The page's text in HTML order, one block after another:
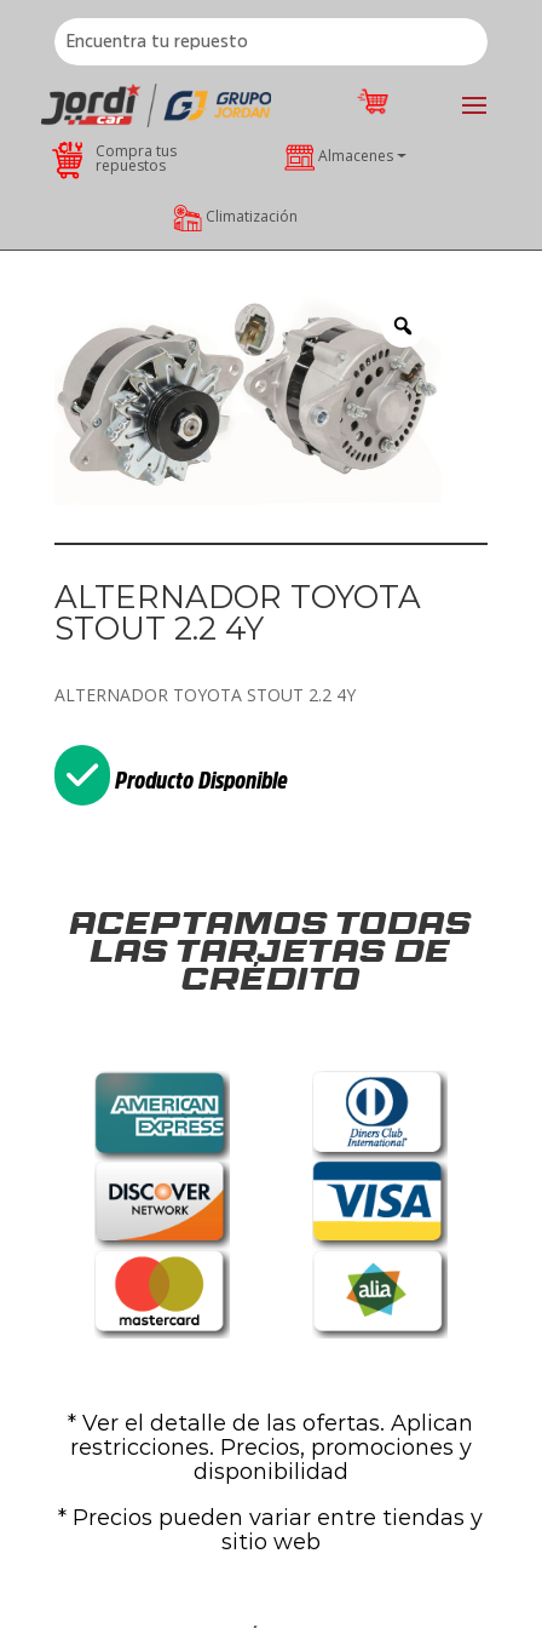
Compra tus
repuestos Almacenes
Climatización
ALTERNADOR TOYOTA
STOUT 2.2 4Y
ALTERNADOR TOYOTA STOUT 2.2 4Y
Producto Disponible
Aceptamos todas
las tarjetas de
crédito
* Ver el detalle de las ofertas. Aplican
restricciones. Precios, promociones y
disponibilidad
* Precios pueden variar entre tiendas y
sitio web